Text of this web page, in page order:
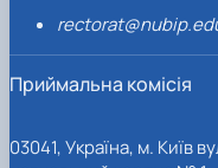
Приймальна комісія
03041, Україна, м. Київ